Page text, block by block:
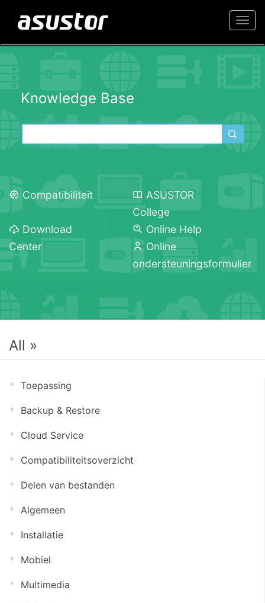
Knowledge Base
Compatibiliteit
ASUSTOR
College
Download
Center
Online Help
Online
ondersteuningsformulier
All »
Toepassing
Backup & Restore
Cloud Service
Compatibiliteitsoverzicht
Delen van bestanden
Algemeen
Installatie
Mobiel
Multimedia